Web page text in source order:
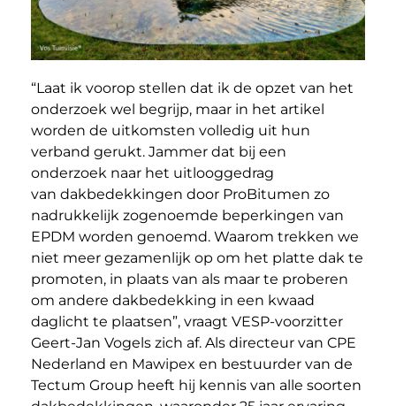
“Laat ik voorop stellen dat ik de opzet van het
onderzoek wel begrijp, maar in het artikel
worden de uitkomsten volledig uit hun
verband gerukt. Jammer dat bij een
onderzoek naar het uitlooggedrag
van dakbedekkingen door ProBitumen zo
nadrukkelijk zogenoemde beperkingen van
EPDM worden genoemd. Waarom trekken we
niet meer gezamenlijk op om het platte dak te
promoten, in plaats van als maar te proberen
om andere dakbedekking in een kwaad
daglicht te plaatsen”, vraagt VESP-voorzitter
Geert-Jan Vogels zich af. Als directeur van CPE
Nederland en Mawipex en bestuurder van de
Tectum Group heeft hij kennis van alle soorten